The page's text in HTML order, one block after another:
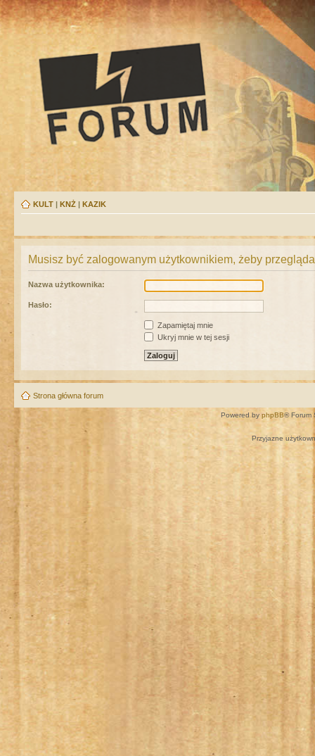
KULT | KNŻ | KAZIK
Musisz być zalogowanym użytkownikiem, żeby
Nazwa użytkownika:
Hasło:
Zapamiętaj mnie
Ukryj mnie w tej sesji
Strona główna forum
Powered by phpBB® Forum
Przyjazne